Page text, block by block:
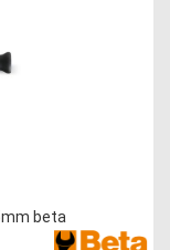
beta